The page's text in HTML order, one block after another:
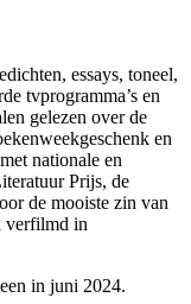
essays, toneel,
tv­programma’s en
gelezen over de
en
nationale en
Prijs, de
de mooiste zin van
verfilmd in
in juni 2024.